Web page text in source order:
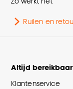
28 CM
Ruilen en
Altijd bereikbaar
Klantenservice